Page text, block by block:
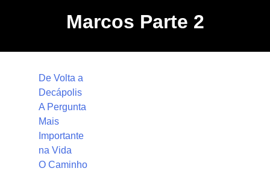
Marcos Parte 2
De Volta a
Decápolis
A Pergunta
Mais
Importante
na Vida
O Caminho